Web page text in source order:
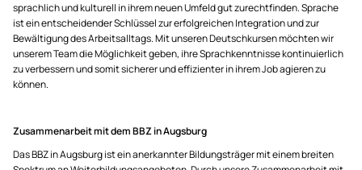
sprachlich und kulturell in ihrem neuen Umfeld gut zurechtfinden. Sprache
ist ein entscheidender Schlüssel zur erfolgreichen Integration und zur
Bewältigung des Arbeitsalltags. Mit unseren Deutschkursen möchten wir
unserem Team die Möglichkeit geben, ihre Sprachkenntnisse kontinuierlich
zu verbessern und somit sicherer und effizienter in ihrem Job agieren zu
können.
Zusammenarbeit mit dem BBZ in Augsburg
Das BBZ in Augsburg ist ein anerkannter Bildungsträger mit einem breiten